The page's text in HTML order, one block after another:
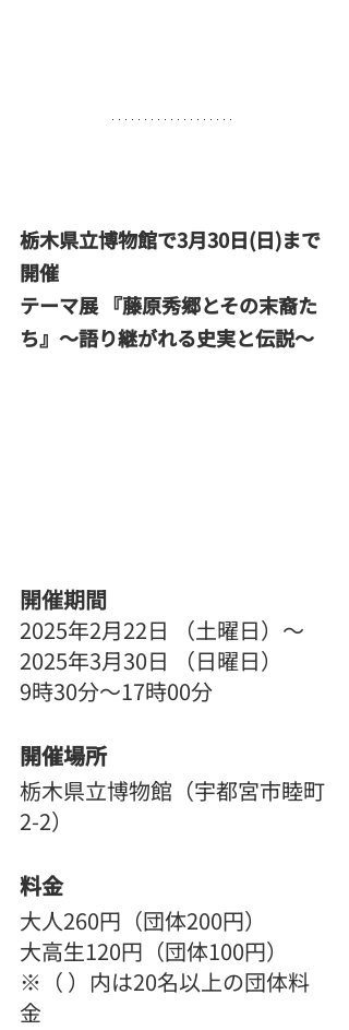
栃木県立博物館で3月30日(日)まで
開催
テーマ展 『藤原秀郷とその末裔た
ち』～語り継がれる史実と伝説～
開催期間
2025年2月22日 （土曜日）～
2025年3月30日 （日曜日）
9時30分～17時00分
開催場所
栃木県立博物館（宇都宮市睦町
2-2）
料金
大人260円（団体200円）
大高生120円（団体100円）
※（ ）内は20名以上の団体料
金